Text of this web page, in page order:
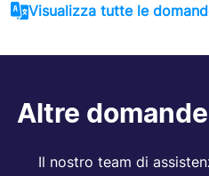
Visualizza tutte le
Altre
Il nostro team di